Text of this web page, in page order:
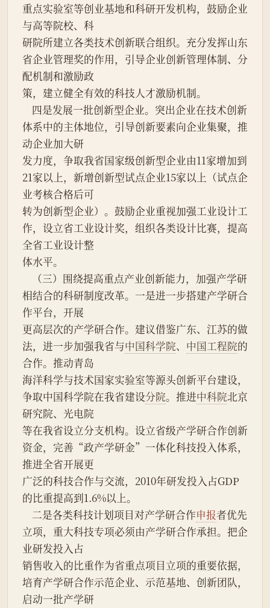
重点实验室等创业基地和科研开发机构，鼓励企业
与高等院校、科
研院所建立各类技术创新联合组织。充分发挥山东
省企业管理奖的作用，引导企业创新管理体制、分
配机制和激励政
策，建立健全有效的科技人才激励机制。
体系中的主体地位，引导创新要素向企业集聚，推
动企业加大研
发力度，争取我省国家级创新型企业由11家增加到
21家以上，新增创新型试点企业15家以上（试点企
业考核合格后可
转为创新型企业）。鼓励企业重视加强工业设计工
作，设立省工业设计奖，组织各类设计比赛，提高
全省工业设计整
体水平。
相结合的科研制度改革。一是进一步搭建产学研合
作平台，开展
更高层次的产学研合作。建议借鉴广东、江苏的做
法，进一步加强我省与中国科学院、 中国工程院的
合作。推动青岛
海洋科学与技术国家实验室等源头创新平台建设，
争取中国科学院在我省建设分院。推进中科院北京
研究院、光电院
等在我省设立分支机构。设立省级产学研合作创新
资金，完善“政产学研金”一体化科技投入体系，
推进全省开展更
广泛的科技合作与交流，2010年研发投入占GDP
的比重提高到1.6%以上。
    二是各类科技计划项目对产学研合作
申报者优先
立项，重大科技专项必须由产学研合作承担。把企
业研发投入占
销售收入的比重作为省重点项目立项的重要依据，
培育产学研合作示范企业、示范基地、创新团队，
启动一批产学研